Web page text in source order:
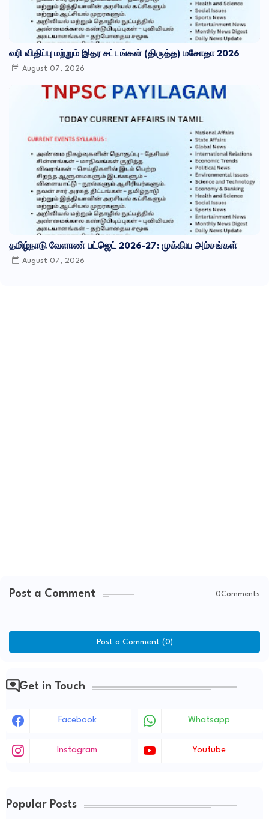
வரி விதிப்பு மற்றும் இதர சட்​டங்​கள் (திருத்த) மசோதா 2026
August 07, 2026
தமிழ்நாடு வேளாண் பட்ஜெட் 2026-27: முக்கிய அம்சங்கள்
August 07, 2026
Post a Comment 0Comments
Post a Comment (0)
Get in Touch
Facebook Whatsapp
Instagram Youtube
Popular Posts